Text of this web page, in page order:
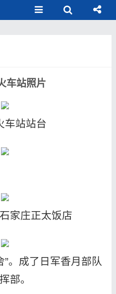
车站照片
车站站台
家庄正太饭店
”。成了日军香月部队
部。